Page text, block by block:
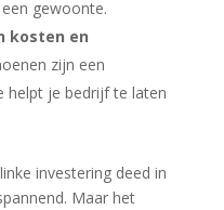
gewoonte.
kosten en
zijn een
helpt je bedrijf te laten
investering deed in
Maar het